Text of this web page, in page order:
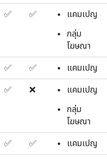
✅ ✅
แคมเปญ
กลุ่ม
โฆษณา
✅ ✅ แคมเปญ
✅ ❌
แคมเปญ
กลุ่ม
โฆษณา
✅ ✅ แคมเปญ